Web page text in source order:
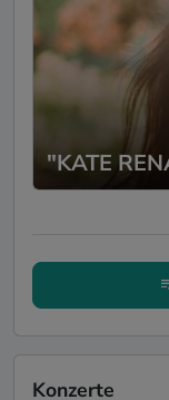
Reddig
Ein
Mit
super
"KATE
Konzerte